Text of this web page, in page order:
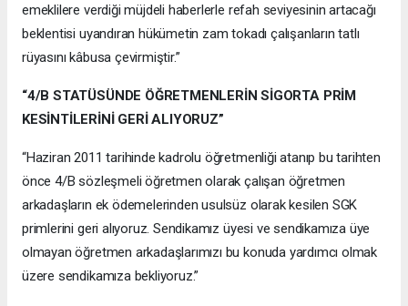
emeklilere verdiği müjdeli haberlerle refah seviyesinin artacağı
beklentisi uyandıran hükümetin zam tokadı çalışanların tatlı
rüyasını kâbusa çevirmiştir.”
“4/B STATÜSÜNDE ÖĞRETMENLERİN SİGORTA PRİM
KESİNTİLERİNİ GERİ ALIYORUZ”
“Haziran 2011 tarihinde kadrolu öğretmenliği atanıp bu tarihten
önce 4/B sözleşmeli öğretmen olarak çalışan öğretmen
arkadaşların ek ödemelerinden usulsüz olarak kesilen SGK
primlerini geri alıyoruz. Sendikamız üyesi ve sendikamıza üye
olmayan öğretmen arkadaşlarımızı bu konuda yardımcı olmak
üzere sendikamıza bekliyoruz.”